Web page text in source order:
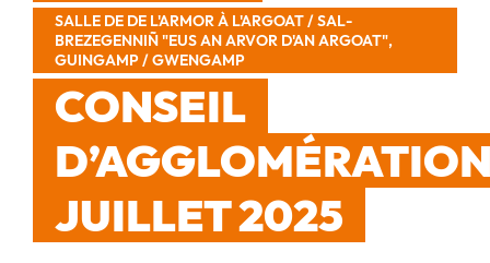
SALLE DE DE L'ARMOR À L'ARGOAT / SAL-
BREZEGENNIÑ "EUS AN ARVOR D'AN ARGOAT",
GUINGAMP / GWENGAMP
CONSEIL
JUILLET 2025